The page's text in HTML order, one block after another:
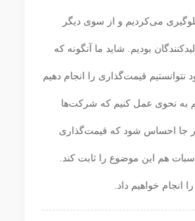
می‌کردیم و از سوی دیگر
بودیم. شاید ما آنگونه که
قیمت‌گذاری را انجام دهیم
به نحوی عمل کنیم که شرکت‌ها
جا احساس شود که قیمت‌گذاری
هم این موضوع را ثابت کند.
انجام خواهیم داد.